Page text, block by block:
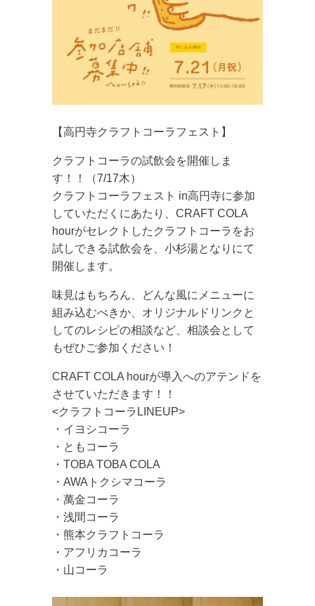
【高円寺クラフトコーラフェスト】
クラフトコーラの試飲会を開催しま
す！！（7/17木）
クラフトコーラフェスト in高円寺に参加
していただくにあたり、CRAFT COLA
hourがセレクトしたクラフトコーラをお
試しできる試飲会を、小杉湯となりにて
開催します。
味見はもちろん、どんな風にメニューに
組み込むべきか、オリジナルドリンクと
してのレシピの相談など、相談会として
もぜひご参加ください！
CRAFT COLA hourが導入へのアテンドを
させていただきます！！
<クラフトコーラLINEUP>
・イヨシコーラ
・ともコーラ
・TOBA TOBA COLA
・AWAトクシマコーラ
・萬金コーラ
・浅間コーラ
・熊本クラフトコーラ
・アフリカコーラ
・山コーラ